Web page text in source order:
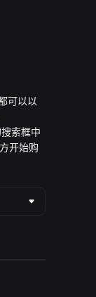
可以以
索框中
开始购